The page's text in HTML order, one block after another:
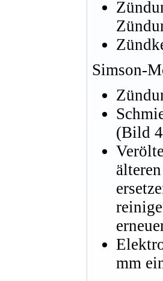
Simson-
(Bild
mm